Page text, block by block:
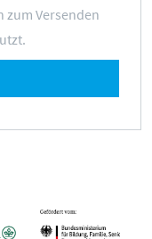
zum Versenden